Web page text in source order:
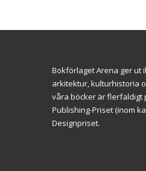
Bokförlaget Arena ger ut
arkitektur, kulturhistoria
våra böcker är flerfaldigt
Publishing-Priset (inom
Designpriset.